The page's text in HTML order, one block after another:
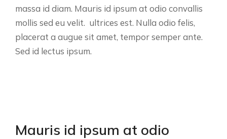
massa id diam. Mauris id ipsum at odio convallis
mollis sed eu velit. ultrices est. Nulla odio felis,
placerat a augue sit amet, tempor semper ante.
Sed id lectus ipsum.
Mauris id ipsum at odio